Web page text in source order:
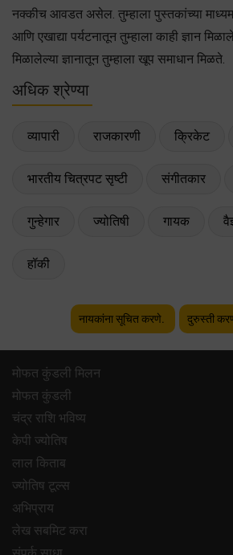
नक्कीच आवडत असेल. तुम्हाला पुस्तकांच्या
आणि एखाद्या पर्यटनातून तुम्हाला काही ज्ञान
मिळालेल्या ज्ञानातून तुम्हाला खूप समाधान मिळते.
अधिक श्रेण्या
व्यापारी राजकारणी क्रिकेट
भारतीय चित्रपट सृष्टी संगीतकार
गुन्हेगार ज्योतिषी गायक
हॉकी
नायकांना सूचित करणे. दुरुस्ती
मोफत कुंडली मिलन
मोफत कुंडली
चंद्र राशि भविष्य
केपी ज्योतिष
लाल किताब
ज्योतिष टूल्स
अभिप्राय
लेख सबमिट करा